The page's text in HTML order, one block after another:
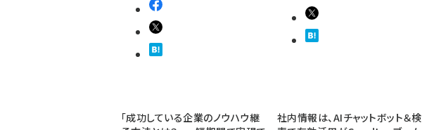
「成功している企業のノウハウ継
社内情報は、AIチャットボット＆検